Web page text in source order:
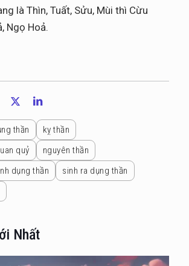
là Thìn, Tuất, Sửu, Mùi thì Cừu
Ngọ Hoả.
thần
kỵ thần
quỷ
nguyên thần
dụng thần
sinh ra dụng thần
Nhất